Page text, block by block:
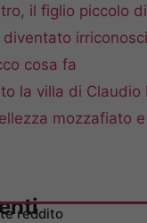
il figlio piccolo
diventato
cosa fa
la villa di Claudio
mozzafiato e
reddito